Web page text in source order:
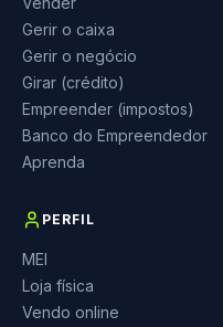
Gerir o caixa
Gerir o negócio
Girar (crédito)
Empreender (impostos)
Banco do Empreendedor
Aprenda
PERFIL
MEI
Loja física
Vendo online